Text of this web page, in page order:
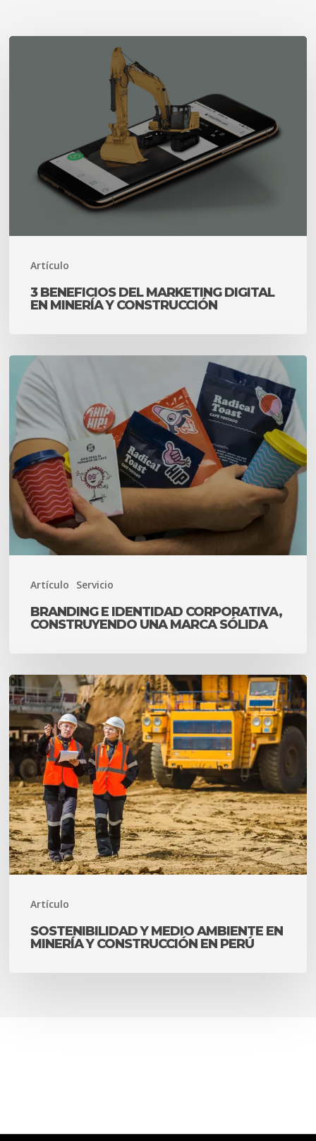
Artículo
Digital
y
Construcción
3 BENEFICIOS DEL MARKETING DIGITAL
EN MINERÍA Y CONSTRUCCIÓN
Artículo Servicio
Branding
e
identidad
corporativa,
construyendo
una
marca
sólida
BRANDING E IDENTIDAD CORPORATIVA,
CONSTRUYENDO UNA MARCA SÓLIDA
Artículo
Sostenibilidad
y
medio
ambiente
en
minería
y
construcción
PerúSOSTENIBILIDAD Y MEDIO AMBIENTE EN
MINERÍA Y CONSTRUCCIÓN EN PERÚ